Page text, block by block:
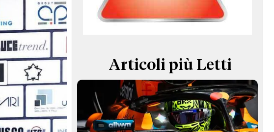
TERMINI e CONDIZIONI
Articoli più Letti